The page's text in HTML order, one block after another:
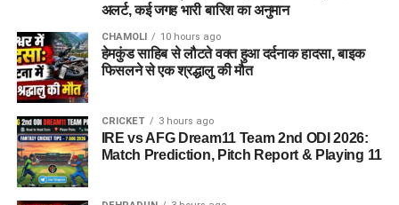
अलर्ट, कई जगह भारी बारिश का अनुमान
CHAMOLI 10 hours ago
हेमकुंड साहिब से लौटते वक्त हुआ दर्दनाक हादसा, बाइक
फिसलने से एक श्रद्धालु की मौत
CRICKET 3 hours ago
IRE vs AFG Dream11 Team 2nd ODI 2026:
Match Prediction, Pitch Report & Playing 11